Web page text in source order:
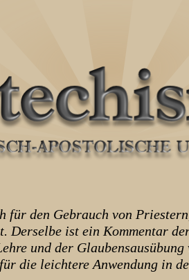
den Gebrauch von
Derselbe ist ein Kommentar
und der
die leichtere Anwendung in